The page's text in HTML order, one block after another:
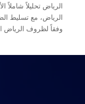
الرياض، مع تسليط
وفقاً لظروف الرياض